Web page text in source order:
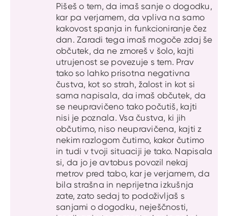
Pišeš o tem, da imaš sanje o dogodku,
kar pa verjamem, da vpliva na samo
kakovost spanja in funkcioniranje čez
dan. Zaradi tega imaš mogoče zdaj še
občutek, da ne zmoreš v šolo, kajti
utrujenost se povezuje s tem. Prav
tako so lahko prisotna negativna
čustva, kot so strah, žalost in kot si
sama napisala, da imaš občutek, da
se neupravičeno tako počutiš, kajti
nisi je poznala. Vsa čustva, ki jih
občutimo, niso neupravičena, kajti z
nekim razlogom čutimo, kakor čutimo
in tudi v tvoji situaciji je tako. Napisala
si, da jo je avtobus povozil nekaj
metrov pred tabo, kar je verjamem, da
bila strašna in neprijetna izkušnja
zate, zato sedaj to podoživljaš s
sanjami o dogodku, neješčnosti,